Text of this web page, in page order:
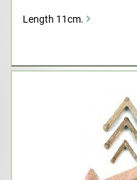
Length 11cm.